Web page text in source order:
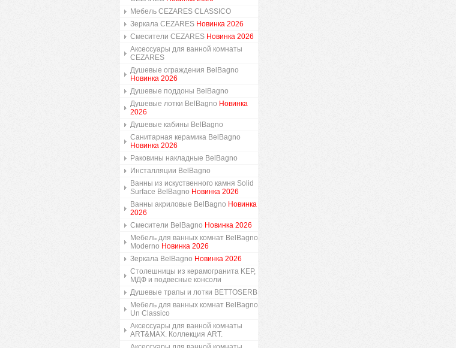
Мебель CEZARES CLASSICO
Зеркала CEZARES Новинка 2026
Смесители CEZARES Новинка 2026
Аксессуары для ванной комнаты
CEZARES
Душевые ограждения BelBagno
Новинка 2026
Душевые поддоны BelBagno
Душевые лотки BelBagno Новинка
2026
Душевые кабины BelBagno
Санитарная керамика BelBagno
Новинка 2026
Раковины накладные BelBagno
Инсталляции BelBagno
Ванны из искуственного камня Solid
Surface BelBagno Новинка 2026
Ванны акриловые BelBagno Новинка
2026
Смесители BelBagno Новинка 2026
Мебель для ванных комнат BelBagno
Moderno Новинка 2026
Зеркала BelBagno Новинка 2026
Столешницы из керамогранита KEP,
МДФ и подвесные консоли
Душевые трапы и лотки BETTOSERB
Мебель для ванных комнат BelBagno
Un Classico
Аксессуары для ванной комнаты
ART&MAX. Коллекция ART.